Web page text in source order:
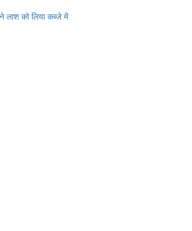
लाश को लिया कब्जे में